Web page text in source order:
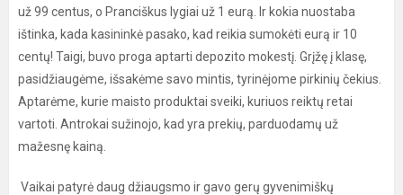
už 99 centus, o Pranciškus lygiai už 1 eurą. Ir kokia nuostaba
ištinka, kada kasininkė pasako, kad reikia sumokėti eurą ir 10
centų! Taigi, buvo proga aptarti depozito mokestį. Grįžę į klasę,
pasidžiaugėme, išsakėme savo mintis, tyrinėjome pirkinių čekius.
Aptarėme, kurie maisto produktai sveiki, kuriuos reiktų retai
vartoti. Antrokai sužinojo, kad yra prekių, parduodamų už
mažesnę kainą.
Vaikai patyrė daug džiaugsmo ir gavo gerų gyvenimiškų